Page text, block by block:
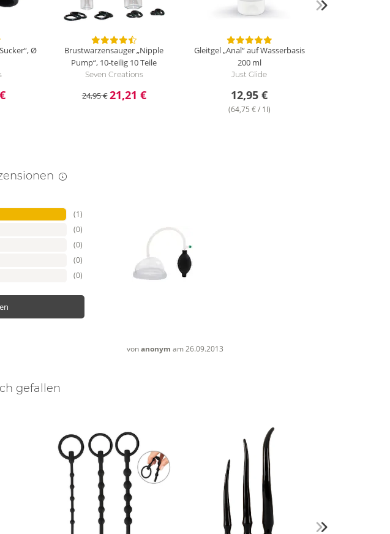
SOLO?
Pumpball ab. Die Vaginasaugschale reinigst Du unter fließend
Zur besonderen Pflege empfehlen wir einen Toycleaner.
8,5 cm tief. PC, PVC.
Ø
Brustwarzensauger „Nipple
Pump“, 10-teilig 10 Teile
Seven Creations
24,95 €21,21 €
Gleitgel „Anal“ auf Wasserbasis
200 ml
Just Glide
12,95 €
(64,75 € / 1l)
(1)
(0)
(0)
(0)
(0)
vonanonym am 26.09.2013
gefallen